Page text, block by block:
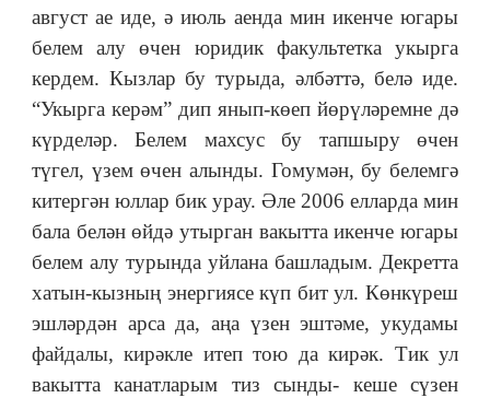
август ае иде, ә июль аенда мин икенче югары
белем алу өчен юридик факультетка укырга
кердем. Кызлар бу турыда, әлбәттә, белә иде.
“Укырга керәм” дип янып-көеп йөрүләремне дә
күрделәр. Белем махсус бу тапшыру өчен
түгел, үзем өчен алынды. Гомумән, бу белемгә
китергән юллар бик урау. Әле 2006 елларда мин
бала белән өйдә утырган вакытта икенче югары
белем алу турында уйлана башладым. Декретта
хатын-кызның энергиясе күп бит ул. Көнкүреш
эшләрдән арса да, аңа үзен эштәме, укудамы
файдалы, кирәкле итеп тою да кирәк. Тик ул
вакытта канатларым тиз сынды- кеше сүзен